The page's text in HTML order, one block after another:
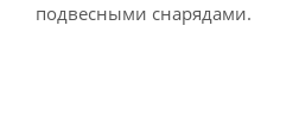
подвесными снарядами.